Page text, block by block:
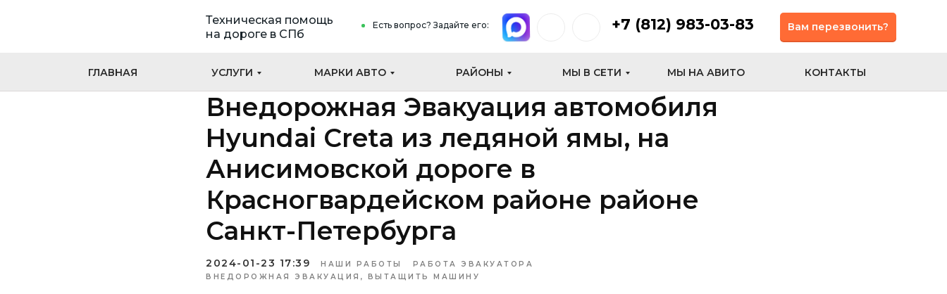
Есть вопрос? Задайте его:
ГЛАВНАЯ
+7 (812) 983-03-83
УСЛУГИ МАРКИ АВТО РАЙОНЫ МЫ В СЕТИ МЫ НА АВИТО КОНТАКТЫ
Вам перезвонить?
Техническая помощь
на дороге в СПб
Внедорожная Эвакуация автомобиля
Hyundai Creta из ледяной ямы, на
Анисимовской дороге в
Красногвардейском районе районе
Санкт-Петербурга
2024-01-23 17:39 НАШИ РАБОТЫ
РАБОТА ЭВАКУАТОРА
ВНЕДОРОЖНАЯ ЭВАКУАЦИЯ, ВЫТАЩИТЬ МАШИНУ